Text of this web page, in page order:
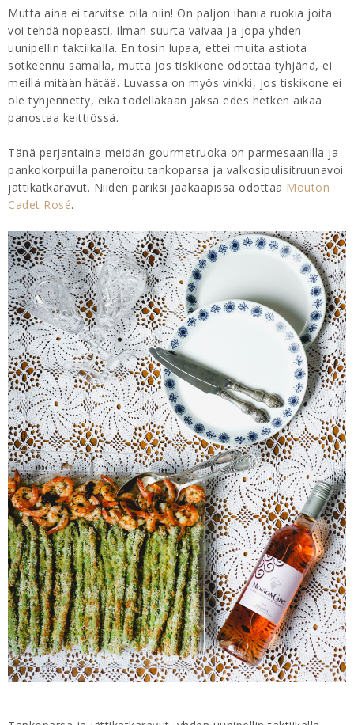
Mutta aina ei tarvitse olla niin! On paljon ihania ruokia joita
voi tehdä nopeasti, ilman suurta vaivaa ja jopa yhden
uunipellin taktiikalla. En tosin lupaa, ettei muita astiota
sotkeennu samalla, mutta jos tiskikone odottaa tyhjänä, ei
meillä mitään hätää. Luvassa on myös vinkki, jos tiskikone ei
ole tyhjennetty, eikä todellakaan jaksa edes hetken aikaa
panostaa keittiössä.
Tänä perjantaina meidän gourmetruoka on parmesaanilla ja
pankokorpuilla paneroitu tankoparsa ja valkosipulisitruunavoi
jättikatkaravut. Niiden pariksi jääkaapissa odottaa Mouton
Cadet Rosé.